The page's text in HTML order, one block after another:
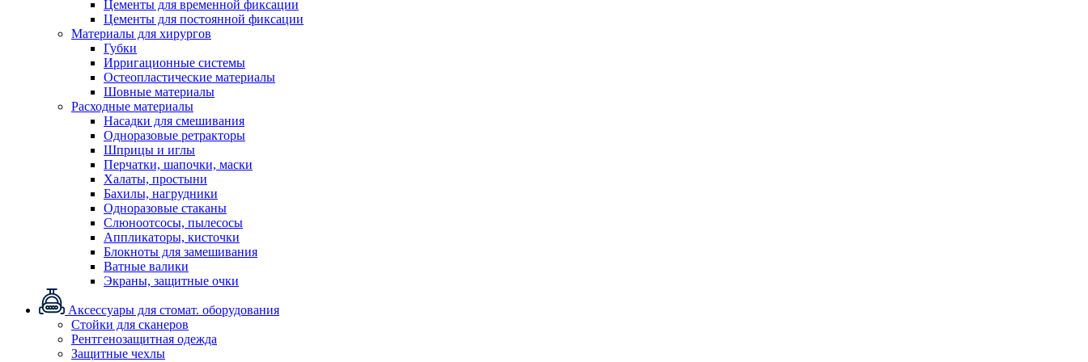
Цементы для временной фиксации
Цементы для постоянной фиксации
Материалы для хирургов
Губки
Ирригационные системы
Остеопластические материалы
Шовные материалы
Расходные материалы
Насадки для смешивания
Одноразовые ретракторы
Шприцы и иглы
Перчатки, шапочки, маски
Халаты, простыни
Бахилы, нагрудники
Одноразовые стаканы
Слюноотсосы, пылесосы
Аппликаторы, кисточки
Блокноты для замешивания
Ватные валики
Экраны, защитные очки
Аксессуары для стомат. оборудования
Стойки для сканеров
Рентгенозащитная одежда
Защитные чехлы